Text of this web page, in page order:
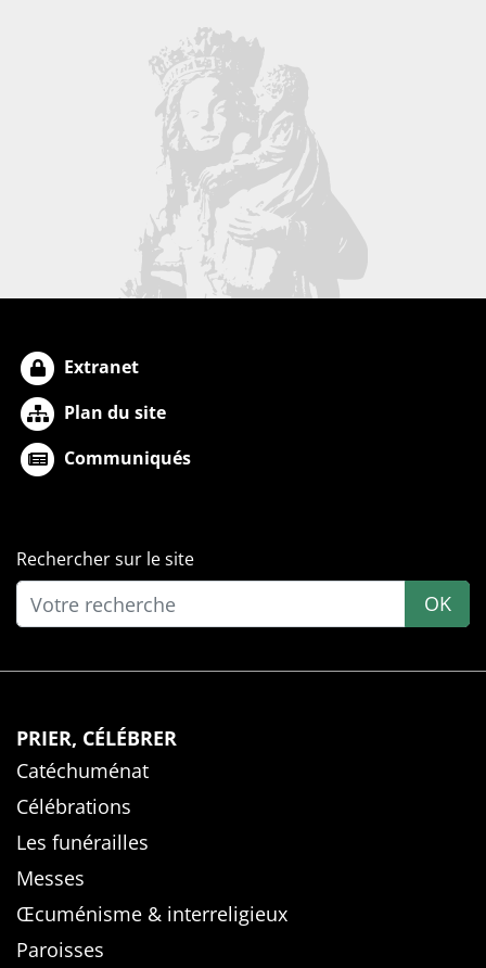
Extranet
Plan du site
Communiqués
Rechercher sur le site
OK
PRIER, CÉLÉBRER
Catéchuménat
Célébrations
Les funérailles
Messes
Œcuménisme & interreligieux
Paroisses